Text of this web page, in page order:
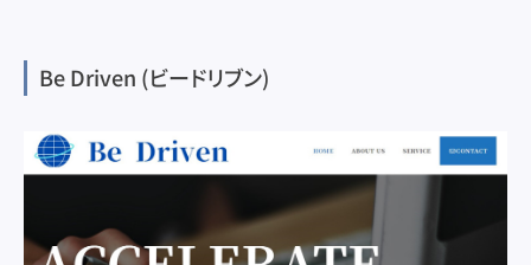
Be Driven (ビードリブン)